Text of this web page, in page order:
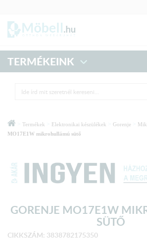
TERMÉKEINK
Termékek Elektronikai készülékek Gorenje
MO17E1W mikrohullámú sütő
GORENJE MO17E1W
SÜTŐ
CIKKSZÁM: 3838782175350